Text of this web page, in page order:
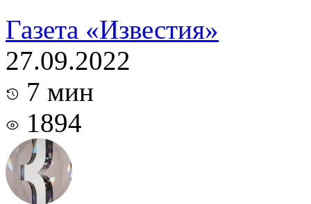
Газета «Известия»
27.09.2022
7 мин
1894